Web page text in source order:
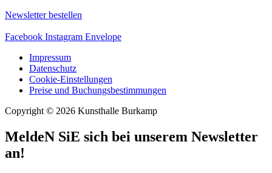
Newsletter bestellen
Facebook Instagram Envelope
Impressum
Datenschutz
Cookie-Einstellungen
Preise und Buchungsbestimmungen
Copyright © 2026 Kunsthalle Burkamp
MeldeN SiE sich bei unserem Newsletter
an!